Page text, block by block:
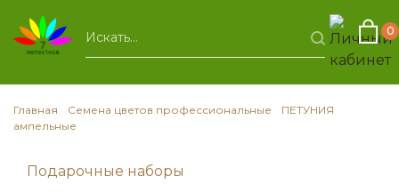
0
Главная Семена цветов профессиональные
ПЕТУНИЯ
ампельные
Подарочные наборы